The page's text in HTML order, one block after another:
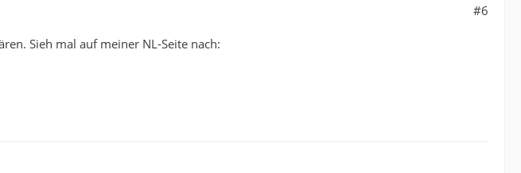
#6
Sieh mal auf meiner NL-Seite nach: